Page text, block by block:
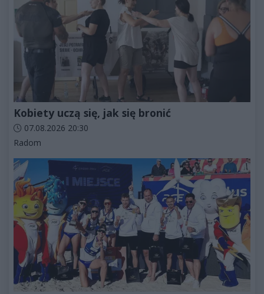
Kobiety uczą się, jak się bronić
Data dodania artykułu:
07.08.2026 20:30
Kategorie artykułu:
Radom